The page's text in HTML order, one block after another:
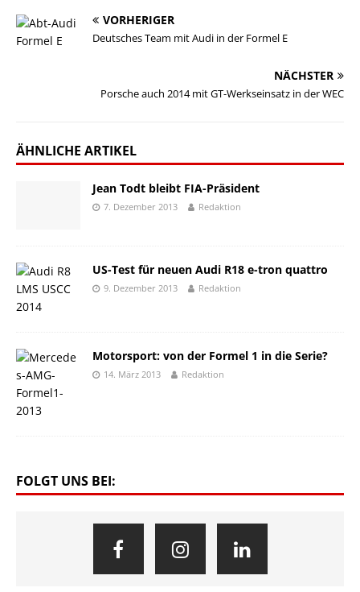
VORHERIGER
Deutsches Team mit Audi in der Formel E
NÄCHSTER
Porsche auch 2014 mit GT-Werkseinsatz in der WEC
ÄHNLICHE ARTIKEL
Jean Todt bleibt FIA-Präsident
7. Dezember 2013 Redaktion
US-Test für neuen Audi R18 e-tron quattro
9. Dezember 2013 Redaktion
Motorsport: von der Formel 1 in die Serie?
14. März 2013 Redaktion
FOLGT UNS BEI: